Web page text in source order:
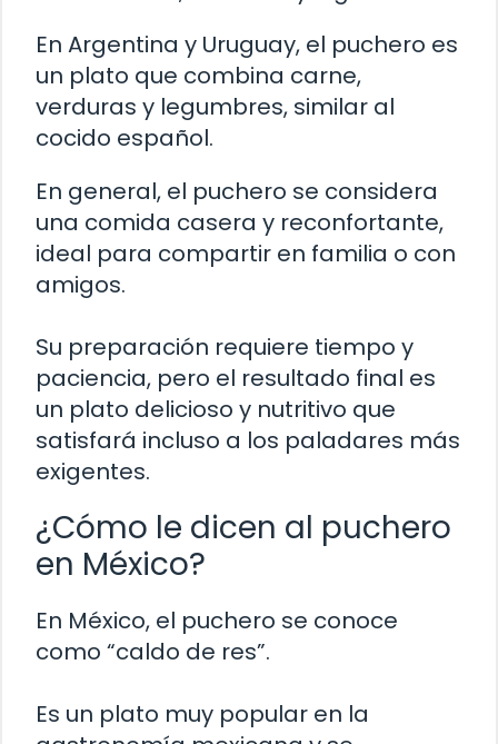
En Argentina y Uruguay, el puchero es
un plato que combina carne,
verduras y legumbres, similar al
cocido español.
En general, el puchero se considera
una comida casera y reconfortante,
ideal para compartir en familia o con
amigos.
Su preparación requiere tiempo y
paciencia, pero el resultado final es
un plato delicioso y nutritivo que
satisfará incluso a los paladares más
exigentes.
¿Cómo le dicen al puchero
en México?
En México, el puchero se conoce
como “caldo de res”.
Es un plato muy popular en la